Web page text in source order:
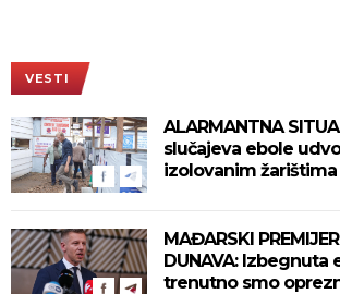
VESTI
ALARMANTNA
slučajeva ebole
izolovanim žarištima
MAĐARSKI
DUNAVA: Izbegnuta
trenutno smo